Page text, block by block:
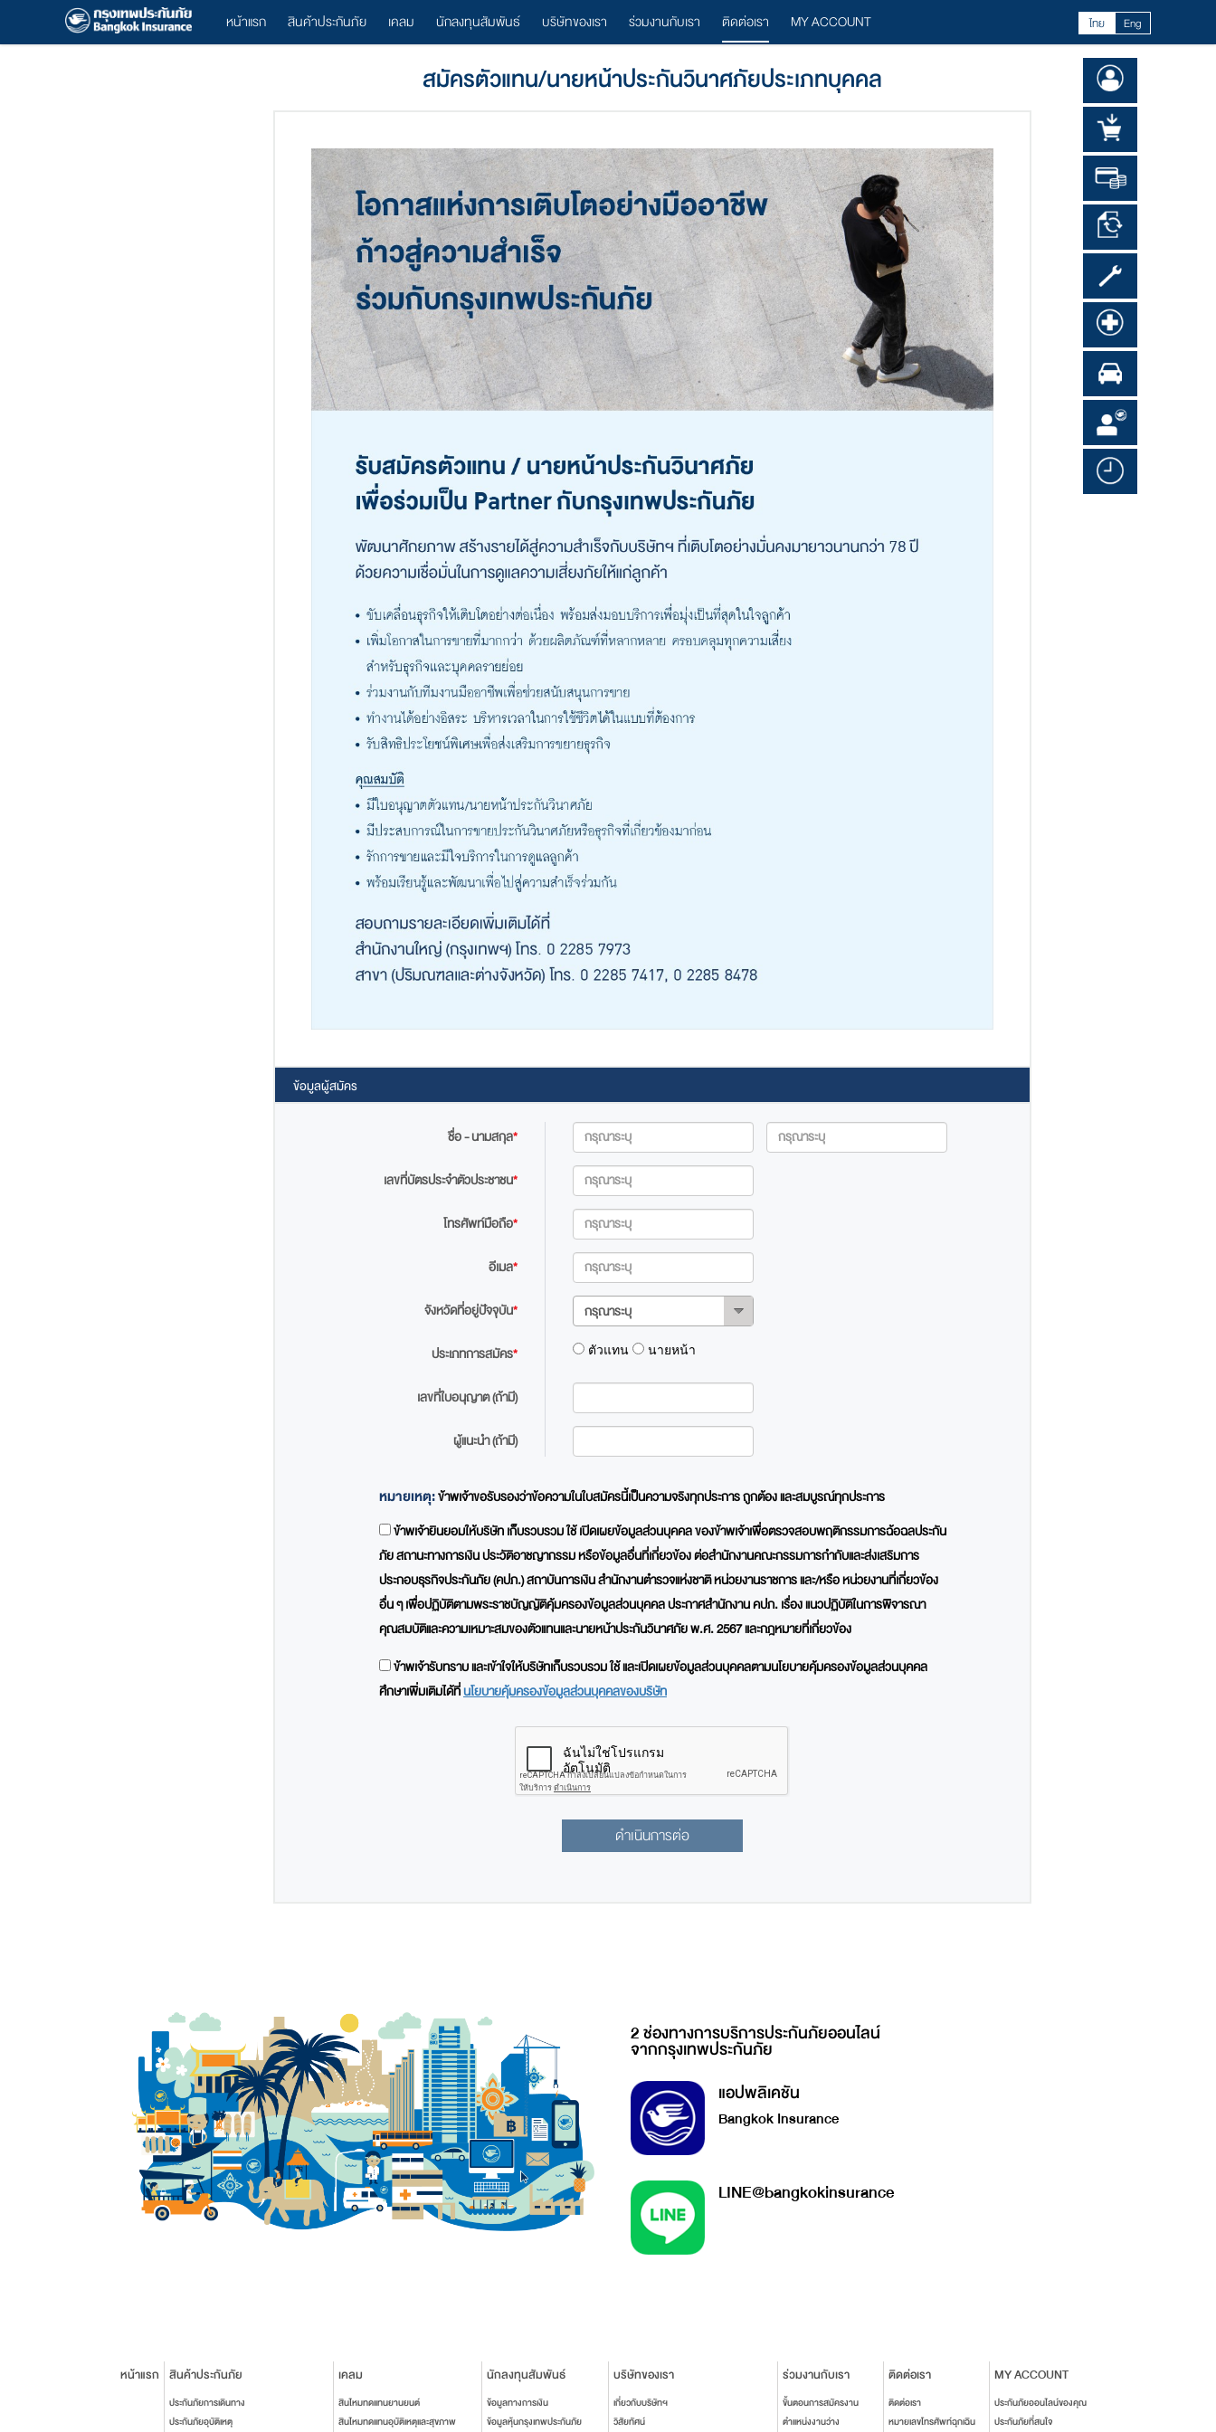
หน้าแรก สินค้าประกันภัย เคลม นักลงทุนสัมพันธ์ บริษัทของเรา ร่วมงานกับเรา ติดต่อเรา MY ACCOUNT ไทย Eng
สมัครตัวแทน/นายหน้าประกันวินาศภัยประเภทบุคคล
ข้อมูลผู้สมัคร
ชื่อ - นามสกุล*
เลขที่บัตรประจำตัวประชาชน*
โทรศัพท์มือถือ*
อีเมล*
จังหวัดที่อยู่ปัจจุบัน* กรุณาระบุ
ประเภทการสมัคร* ตัวแทน นายหน้า
เลขที่ใบอนุญาต (ถ้ามี)
ผู้แนะนำ (ถ้ามี)
หมายเหตุ:ข้าพเจ้าขอรับรองว่าข้อความในใบสมัครนี้เป็นความจริงทุกประการ ถูกต้อง และสมบูรณ์ทุกประการ
ข้าพเจ้ายินยอมให้บริษัท เก็บรวบรวม ใช้ เปิดเผยข้อมูลส่วนบุคคล ของข้าพเจ้าเพื่อตรวจสอบพฤติกรรมการฉ้อฉลประกัน
ภัย สถานะทางการเงิน ประวัติอาชญากรรม หรือข้อมูลอื่นที่เกี่ยวข้อง ต่อสำนักงานคณะกรรมการกำกับและส่งเสริมการ
ประกอบธุรกิจประกันภัย (คปภ.) สถาบันการเงิน สำนักงานตำรวจแห่งชาติ หน่วยงานราชการ และ/หรือ หน่วยงานที่เกี่ยวข้อง
อื่น ๆ เพื่อปฏิบัติตามพระราชบัญญัติคุ้มครองข้อมูลส่วนบุคคล ประกาศสำนักงาน คปภ. เรื่อง แนวปฏิบัติในการพิจารณา
คุณสมบัติและความเหมาะสมของตัวแทนและนายหน้าประกันวินาศภัย พ.ศ. 2567 และกฎหมายที่เกี่ยวข้อง
ข้าพเจ้ารับทราบ และเข้าใจให้บริษัทเก็บรวบรวม ใช้ และเปิดเผยข้อมูลส่วนบุคคลตามนโยบายคุ้มครองข้อมูลส่วนบุคคล
ศึกษาเพิ่มเติมได้ที่นโยบายคุ้มครองข้อมูลส่วนบุคคลของบริษัท
ดำเนินการต่อ
2 ช่องทางการบริการประกันภัยออนไลน์
จากกรุงเทพประกันภัย
แอปพลิเคชัน
Bangkok Insurance
LINE@bangkokinsurance
หน้าแรก สินค้าประกันภัย
ประกันภัยการเดินทาง
ประกันภัยอุบัติเหตุ
เคลม
สินไหมทดแทนยานยนต์
สินไหมทดแทนอุบัติเหตุและสุขภาพ
นักลงทุนสัมพันธ์
ข้อมูลทางการเงิน
ข้อมูลหุ้นกรุงเทพประกันภัย
บริษัทของเรา
เกี่ยวกับบริษัทฯ
วิสัยทัศน์
ร่วมงานกับเรา
ขั้นตอนการสมัครงาน
ตำแหน่งงานว่าง
ติดต่อเรา
ติดต่อเรา
หมายเลขโทรศัพท์ฉุกเฉิน
MY ACCOUNT
ประกันภัยออนไลน์ของคุณ
ประกันภัยที่สนใจ